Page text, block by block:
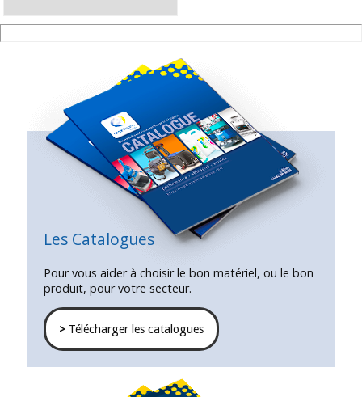
Les Catalogues
Pour vous aider à choisir le bon matériel, ou le bon
produit, pour votre secteur.
>Télécharger les catalogues